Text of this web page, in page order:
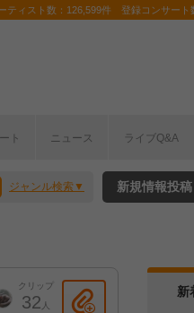
ティスト数：126,599件 登録コンサー
ト ニュース ライブQ&A
ジャンル検索 新規情報投稿
クリップ
32 人
新